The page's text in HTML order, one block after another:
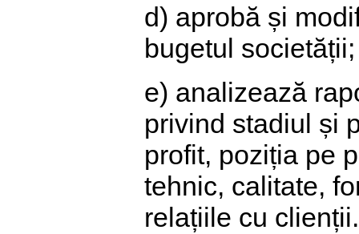
d) aprobă și
bugetul societății;
e) analizează
privind stadiul și
profit, poziția pe
tehnic, calitate,
relațiile cu